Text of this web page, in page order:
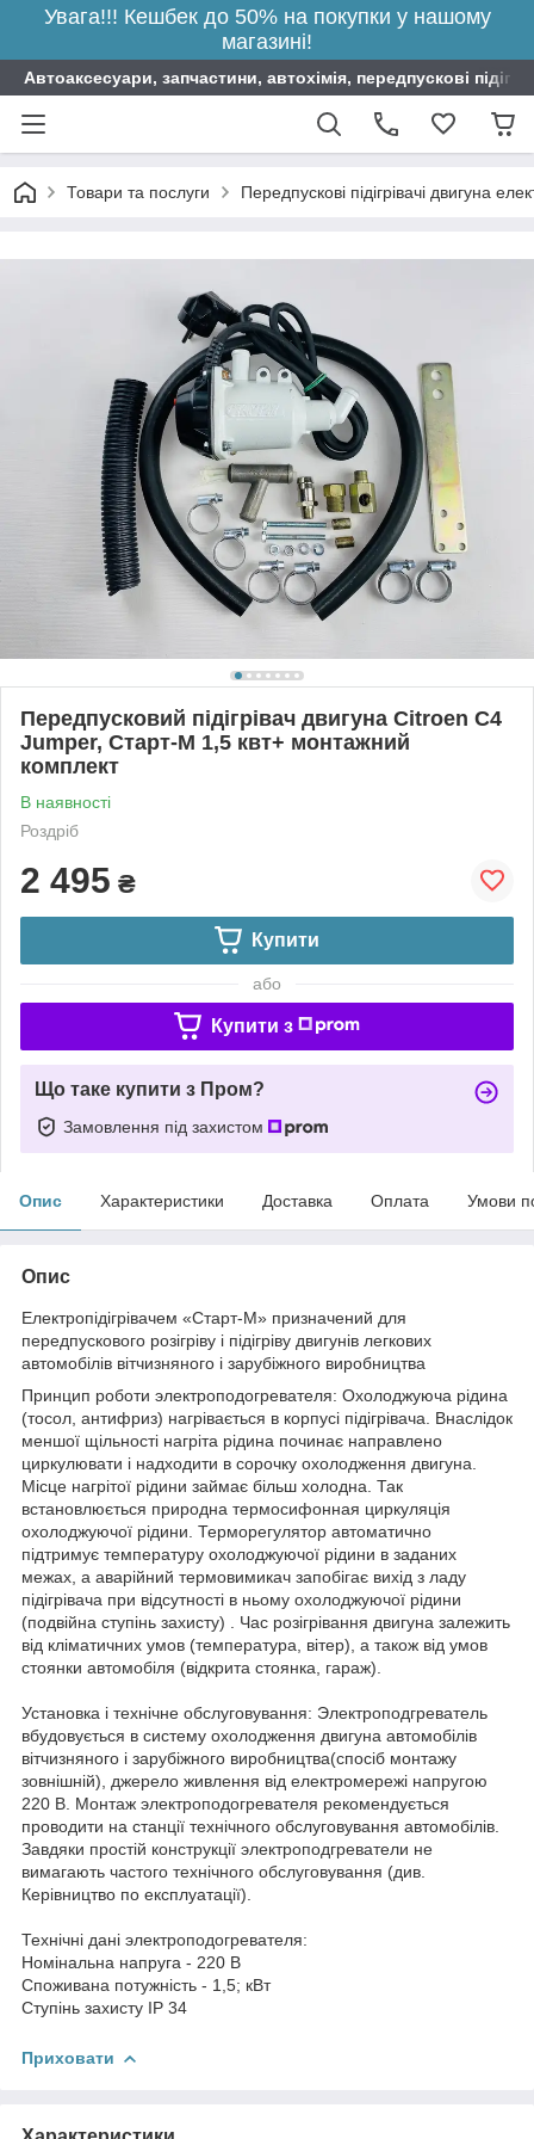
Увага!!! Кешбек до 50% на покупки у нашому
магазині!
Автоаксесуари, запчастини, автохімія, передпускові
Товари та послуги Передпускові підігрівачі двигуна
Передпусковий підігрівач двигуна Citroen C4
Jumper, Старт-М 1,5 квт+ монтажний
комплект
В наявності
Роздріб
2 495 ₴
Купити
або
Купити з
Що таке купити з Пром?
Замовлення під захистом
Опис Характеристики Доставка Оплата Умови
Опис
Електропідігрівачем «Старт-М» призначений для
передпускового розігріву і підігріву двигунів легкових
автомобілів вітчизняного і зарубіжного виробництва
Принцип роботи электроподогревателя: Охолоджуюча рідина
(тосол, антифриз) нагрівається в корпусі підігрівача. Внаслідок
меншої щільності нагріта рідина починає направлено
циркулювати і надходити в сорочку охолодження двигуна.
Місце нагрітої рідини займає більш холодна. Так
встановлюється природна термосифонная циркуляція
охолоджуючої рідини. Терморегулятор автоматично
підтримує температуру охолоджуючої рідини в заданих
межах, а аварійний термовимикач запобігає вихід з ладу
підігрівача при відсутності в ньому охолоджуючої рідини
(подвійна ступінь захисту) . Час розігрівання двигуна залежить
від кліматичних умов (температура, вітер), а також від умов
стоянки автомобіля (відкрита стоянка, гараж).
Установка і технічне обслуговування: Электроподгреватель
вбудовується в систему охолодження двигуна автомобілів
вітчизняного і зарубіжного виробництва(спосіб монтажу
зовнішній), джерело живлення від електромережі напругою
220 В. Монтаж электроподогревателя рекомендується
проводити на станції технічного обслуговування автомобілів.
Завдяки простій конструкції электроподгреватели не
вимагають частого технічного обслуговування (див.
Керівництво по експлуатації).
Технічні дані электроподогревателя:
Номінальна напруга - 220 В
Споживана потужність - 1,5; кВт
Ступінь захисту IP 34
Приховати